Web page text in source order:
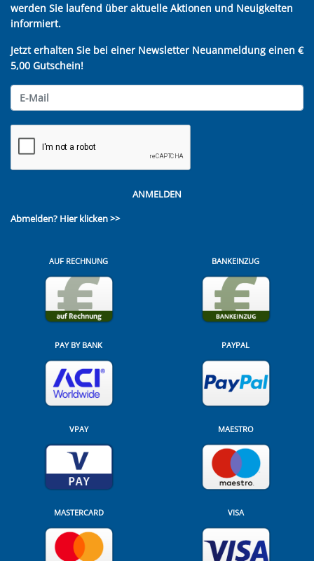
werden Sie laufend über aktuelle Aktionen und Neuigkeiten
informiert.
Jetzt erhalten Sie bei einer Newsletter Neuanmeldung einen €
5,00 Gutschein!
ANMELDEN
Abmelden? Hier klicken >>
AUF RECHNUNG BANKEINZUG
PAY BY BANK PAYPAL
VPAY MAESTRO
MASTERCARD VISA